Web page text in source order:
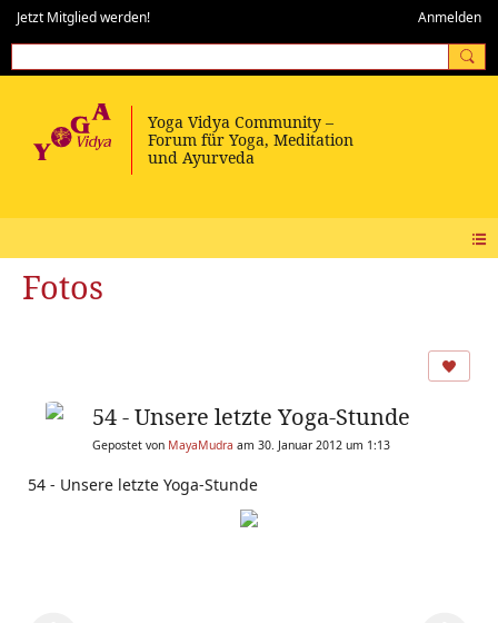
Jetzt Mitglied werden! Anmelden
Fotos
54 - Unsere letzte Yoga-Stunde
Gepostet von MayaMudra am 30. Januar 2012 um 1:13
54 - Unsere letzte Yoga-Stunde